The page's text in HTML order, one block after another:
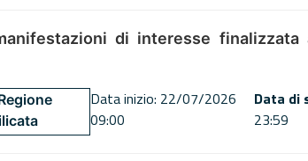
di interesse
Data inizio: 22/07/2026
09:00
Data di
23:59